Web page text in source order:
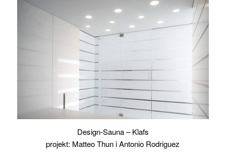
Design-Sauna – Klafs
projekt: Matteo Thun i Antonio Rodriguez